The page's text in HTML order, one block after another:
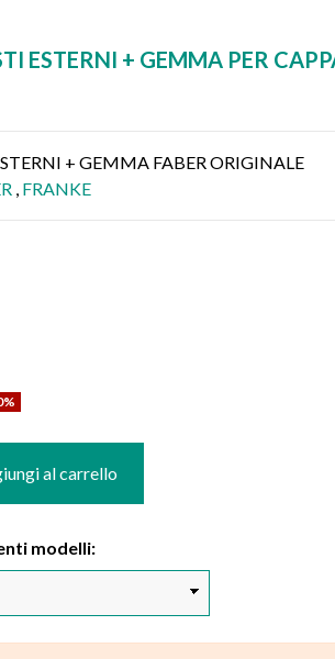
ESTERNI + GEMMA PER
+ GEMMA FABER ORIGINALE
FRANKE
al carrello
modelli: